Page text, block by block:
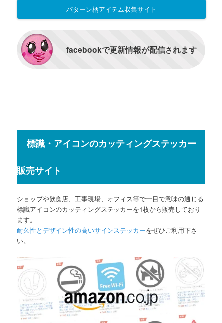
パターン柄アイテム収集サイト
facebookで更新情報が配信されます
標識・アイコンのカッティングステッカー
販売サイト
ショップや飲食店、工事現場、オフィス等で一目で意味の通じる
標識アイコンのカッティングステッカーを1枚から販売しており
ます。
耐久性とデザイン性の高いサインステッカーをぜひご利用下さ
い。